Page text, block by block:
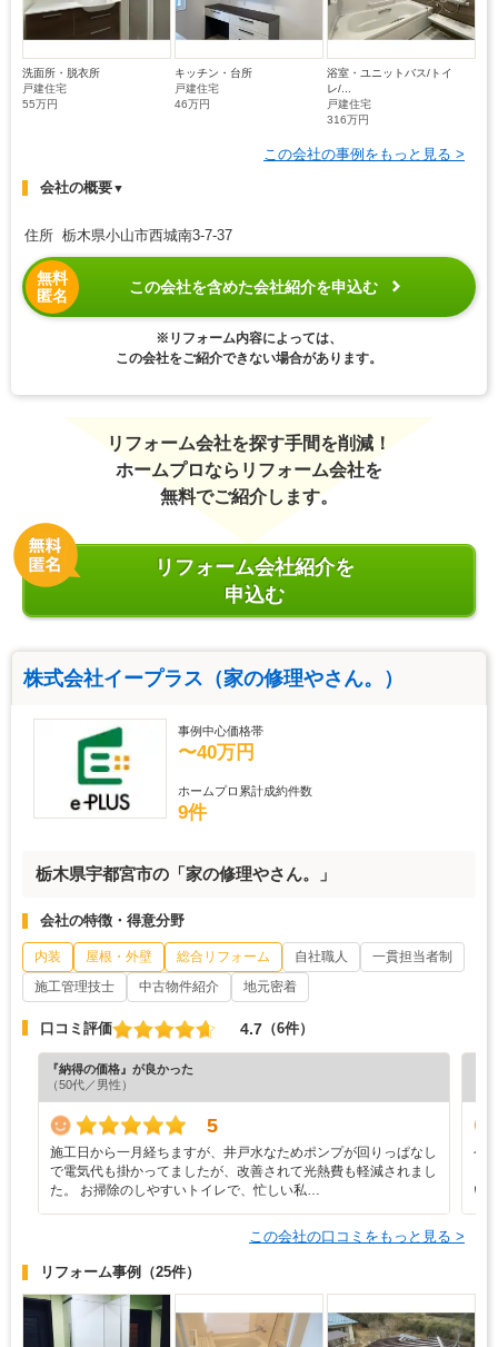
洗面所・脱衣所
戸建住宅
55万円
キッチン・台所
戸建住宅
46万円
浴室・ユニットバス/トイ
レ/...
戸建住宅
316万円
この会社の事例をもっと見る >
会社の概要▼
住所 栃木県小山市西城南3-7-37
無料
匿名
この会社を含めた会社紹介を申込む
※リフォーム内容によっては、
この会社をご紹介できない場合があります。
リフォーム会社を探す手間を削減！
ホームプロならリフォーム会社を
無料でご紹介します。
リフォーム会社紹介を
申込む
株式会社イープラス（家の修理やさん。）
事例中心価格帯
〜40万円
ホームプロ累計成約件数
9件
栃木県宇都宮市の「家の修理やさん。」
会社の特徴・得意分野
内装 屋根・外壁 総合リフォーム 自社職人
一貫担当者制
施工管理技士
中古物件紹介 地元密着
口コミ評価 4.7 （6件）
『納得の価格』が良かった
（50代／男性）
5
施工日から一月経ちますが、井戸水なためポンプが回りっぱなし
で電気代も掛かってましたが、改善されて光熱費も軽減されまし
た。 お掃除のしやすいトイレで、忙しい私…
今
い
この会社の口コミをもっと見る >
リフォーム事例 （25件）